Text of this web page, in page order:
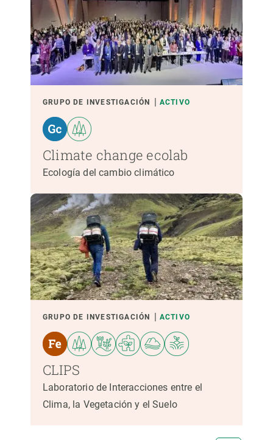
GRUPO DE INVESTIGACIÓN ACTIVO
Climate change ecolab
Ecología del cambio climático
GRUPO DE INVESTIGACIÓN ACTIVO
CLIPS
Laboratorio de Interacciones entre el
Clima, la Vegetación y el Suelo